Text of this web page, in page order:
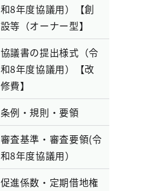
和8年度協議用）【創
設等（オーナー型】
協議書の提出様式（令
和8年度協議用）【改
修費】
条例・規則・要領
審査基準・審査要領(令
和8年度協議用）
促進係数・定期借地権